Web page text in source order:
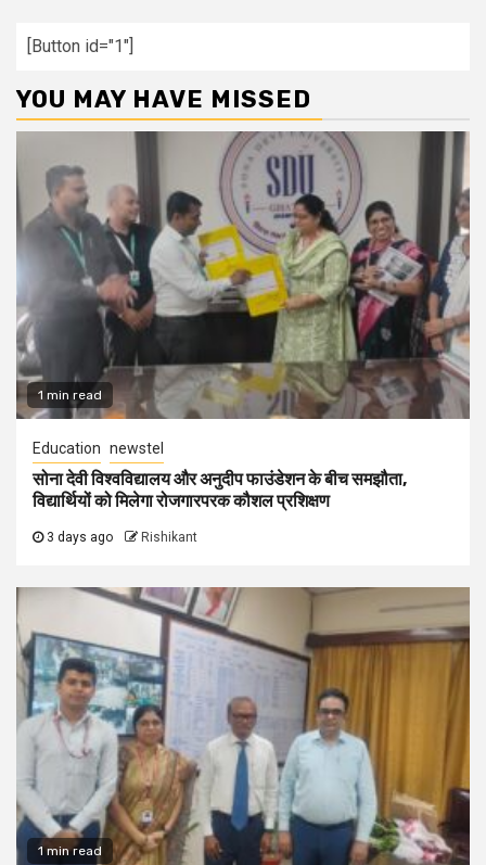
[Button id="1"]
YOU MAY HAVE MISSED
1 min read
Education newstel
सोना देवी विश्वविद्यालय और अनुदीप फाउंडेशन के बीच समझौता,
विद्यार्थियों को मिलेगा रोजगारपरक कौशल प्रशिक्षण
3 days ago Rishikant
1 min read